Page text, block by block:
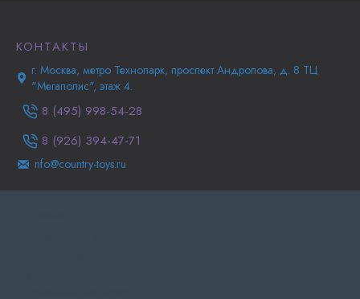
КОНТАКТЫ
г. Москва, метро Технопарк, проспект Андропова, д. 8 ТЦ
"Мегаполис", этаж 4.
8 (495) 998-54-28
8 (926) 394-47-71
nfo@country-toys.ru